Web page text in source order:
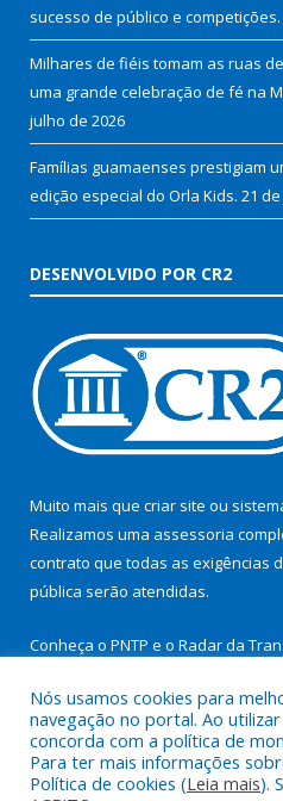
sucesso de público e competições.
Milhares de fiéis tomam as ruas
uma grande celebração de fé na
julho de 2026
Famílias guamaenses prestigiam
edição especial do Orla Kids. 21
DESENVOLVIDO POR CR2
Muito mais que criar site ou
Realizamos uma assessoria
contrato que todas as exigências
pública serão atendidas.
Conheça o PNTP e o Radar da
Todos os direitos reservados
Miguel do
Nós usamos cookies para
navegação no portal. Ao
concorda com a política de
Para ter mais informações
Política de cookies (Leia mais).